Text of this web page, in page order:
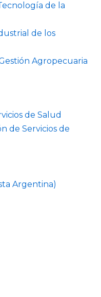
de la
de los
Agropecuaria
de Salud
de Servicios de
Argentina)